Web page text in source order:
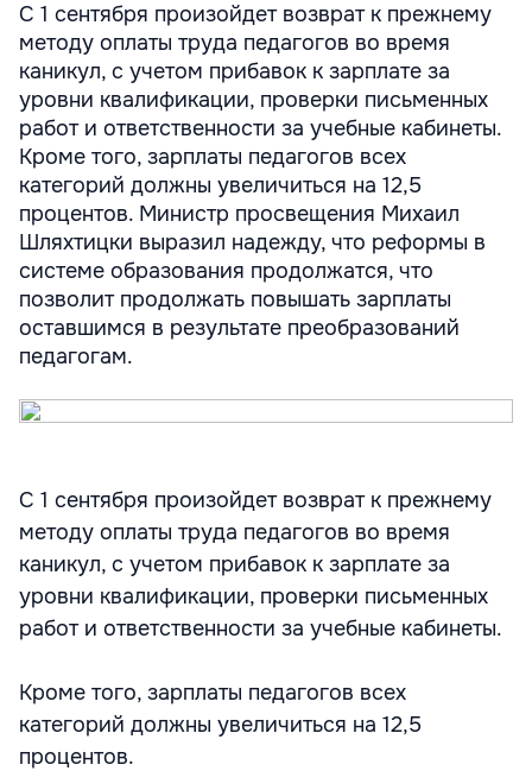
С 1 сентября произойдет возврат к прежнему
методу оплаты труда педагогов во время
каникул, с учетом прибавок к зарплате за
уровни квалификации, проверки письменных
работ и ответственности за учебные кабинеты.
Кроме того, зарплаты педагогов всех
категорий должны увеличиться на 12,5
процентов. Министр просвещения Михаил
Шляхтицки выразил надежду, что реформы в
системе образования продолжатся, что
позволит продолжать повышать зарплаты
оставшимся в результате преобразований
педагогам.
С 1 сентября произойдет возврат к прежнему
методу оплаты труда педагогов во время
каникул, с учетом прибавок к зарплате за
уровни квалификации, проверки письменных
работ и ответственности за учебные кабинеты.
Кроме того, зарплаты педагогов всех
категорий должны увеличиться на 12,5
процентов.